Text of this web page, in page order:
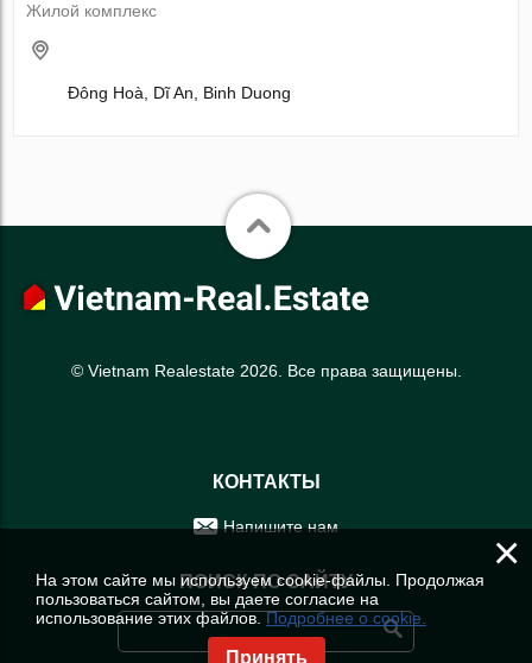
Жилой комплекс
Đông Hoà, Dĩ An, Binh Duong
© Vietnam Realestate 2026. Все права защищены.
КОНТАКТЫ
Напишите нам
ПОИСК ПО САЙТУ
×
На этом сайте мы используем cookie-файлы. Продолжая
пользоваться сайтом, вы даете согласие на
использование этих файлов.Подробнее о cookie.
Принять